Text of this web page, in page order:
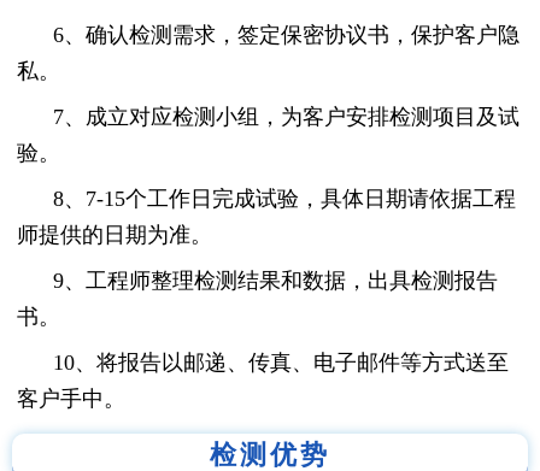
6、确认检测需求，签定保密协议书，保护客户隐
私。
7、成立对应检测小组，为客户安排检测项目及试
验。
8、7-15个工作日完成试验，具体日期请依据工程
师提供的日期为准。
9、工程师整理检测结果和数据，出具检测报告
书。
10、将报告以邮递、传真、电子邮件等方式送至
客户手中。
检测优势